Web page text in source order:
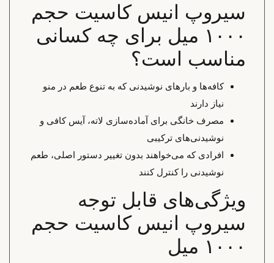
سیروپ انیس کاسیت حجم
۱۰۰۰ میل برای چه کسانی
مناسب است؟
کافه‌ها و بارهای نوشیدنی که به تنوع طعم در منو
نیاز دارند
مصرف خانگی برای آماده‌سازی لاته، آیس کافی و
نوشیدنی‌های ترکیبی
افرادی که می‌خواهند بدون تغییر دستور اصلی، طعم
نوشیدنی را کنترل کنند
ویژگی‌های قابل توجه
سیروپ انیس کاسیت حجم
۱۰۰۰ میل